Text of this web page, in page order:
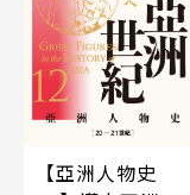
【亞洲人物史